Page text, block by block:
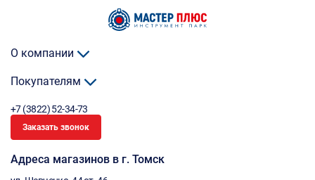
О компании
Покупателям
+7 (3822) 52-34-73
Заказать звонок
Адреса магазинов в г. Томск